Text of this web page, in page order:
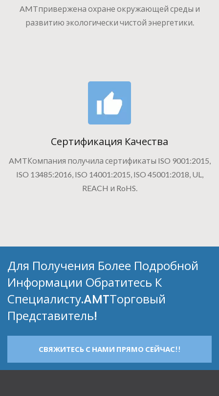
AMTпривержена охране окружающей среды и
развитию экологически чистой энергетики.
Сертификация Качества
AMTКомпания получила сертификаты ISO 9001:2015,
ISO 13485:2016, ISO 14001:2015, ISO 45001:2018, UL,
REACH и RoHS.
Для Получения Более Подробной
Информации Обратитесь К
Специалисту.AMTТорговый
Представитель!
СВЯЖИТЕСЬ С НАМИ ПРЯМО СЕЙЧАС!!